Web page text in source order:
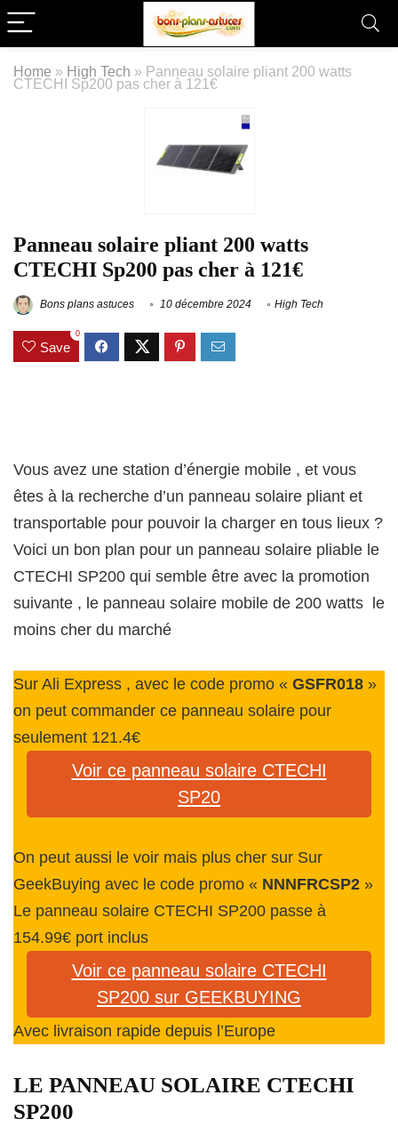
Home » High Tech » Panneau solaire pliant 200 watts
CTECHI Sp200 pas cher à 121€
Panneau solaire pliant 200 watts
CTECHI Sp200 pas cher à 121€
Bons plans astuces 10 décembre 2024 High Tech
Save
0
Vous avez une station d’énergie mobile , et vous
êtes à la recherche d’un panneau solaire pliant et
transportable pour pouvoir la charger en tous lieux ?
Voici un bon plan pour un panneau solaire pliable le
CTECHI SP200 qui semble être avec la promotion
suivante , le panneau solaire mobile de 200 watts le
moins cher du marché
Sur Ali Express , avec le code promo « GSFR018 »
on peut commander ce panneau solaire pour
seulement 121.4€
Voir ce panneau solaire CTECHI
SP20
On peut aussi le voir mais plus cher sur Sur
GeekBuying avec le code promo « NNNFRCSP2 »
Le panneau solaire CTECHI SP200 passe à
154.99€ port inclus
Voir ce panneau solaire CTECHI
SP200 sur GEEKBUYING
Avec livraison rapide depuis l’Europe
LE PANNEAU SOLAIRE CTECHI
SP200